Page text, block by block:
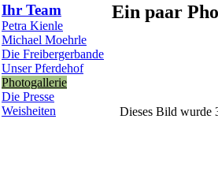
Ihr Team
Petra Kienle
Michael Moehrle
Die Freibergerbande
Unser Pferdehof
Photogallerie
Die Presse
Weisheiten
Ein paar
Dieses Bild wurde